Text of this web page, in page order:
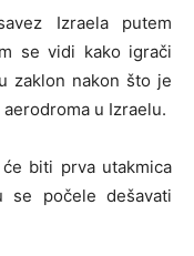
Izraela putem
se vidi kako igrači
zaklon nakon što je
u Izraelu.
biti prva utakmica
se počele dešavati